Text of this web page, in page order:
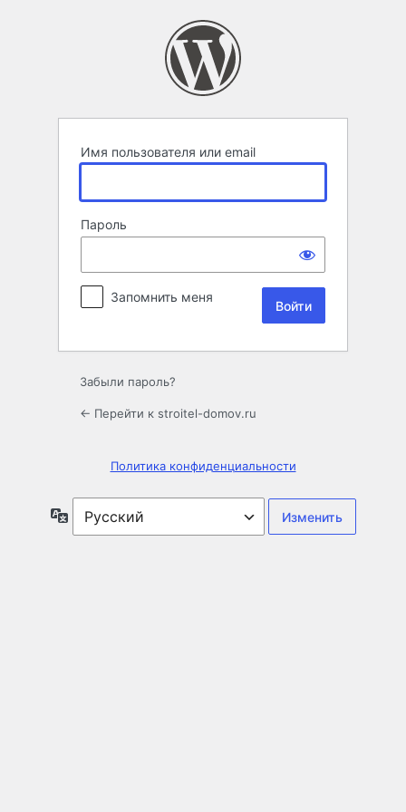
Имя пользователя или email
Пароль
Запомнить меня
Забыли пароль?
← Перейти к stroitel-domov.ru
Политика конфиденциальности
Язык